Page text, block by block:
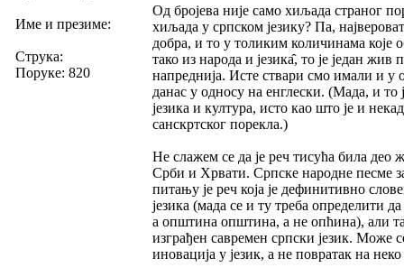
Име и презиме:
Струка:
Поруке: 820
Од бројева није само хиљада страног
хиљада у српском језику? Па,
добра, и то у толиким количинама које
тако из народа и језика̂, то је један
напреднија. Исте ствари смо имали и у
данас у односу на енглески. (Мада, и то
језика и култура, исто као што је и
санскртског порекла.)
Не слажем се да је реч тисућа била
Срби и Хрвати. Српске народне песме
питању је реч која је дефинитивно
језика (мада се и ту треба определити
а општина општина, а не опћина), али та
изграђен савремен српски језик. Може
иновација у језик, а не повратак на